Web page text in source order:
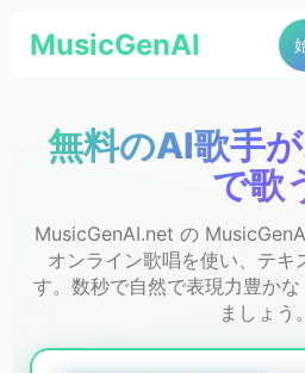
MusicGenAI
無料のAI歌手
で歌
MusicGenAI.net の
オンライン歌唱を使い、テキ
す。数秒で自然で表現力豊か
ましょう。